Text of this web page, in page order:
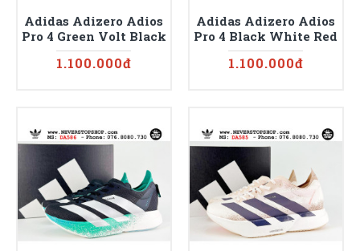
Adidas Adizero Adios
Pro 4 Green Volt Black
1.100.000đ
Adidas Adizero Adios
Pro 4 Black White Red
1.100.000đ